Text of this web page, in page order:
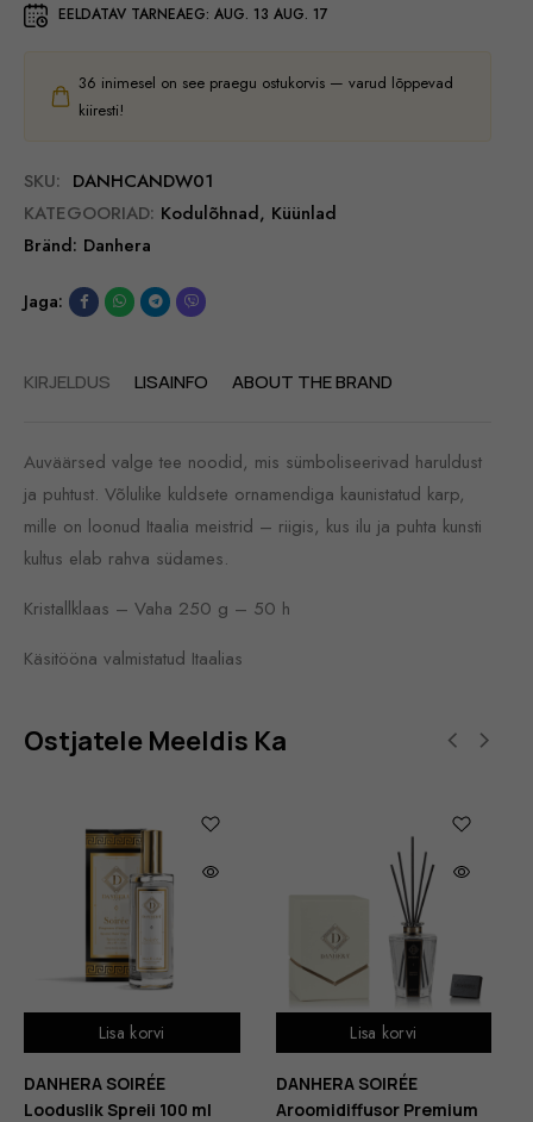
EELDATAV TARNEAEG: AUG. 13 AUG. 17
36 inimesel on see praegu ostukorvis — varud lõppevad
kiiresti!
SKU: DANHCANDW01
KATEGOORIAD: Kodulõhnad, Küünlad
Bränd: Danhera
Jaga:
KIRJELDUS LISAINFO ABOUT THE BRAND
Auväärsed valge tee noodid, mis sümboliseerivad haruldust
ja puhtust. Võlulike kuldsete ornamendiga kaunistatud karp,
mille on loonud Itaalia meistrid – riigis, kus ilu ja puhta kunsti
kultus elab rahva südames.
Kristallklaas – Vaha 250 g – 50 h
Käsitööna valmistatud Itaalias
Ostjatele Meeldis Ka
Lisa korvi
DANHERA SOIRÉE
Looduslik Spreii 100 ml
Lisa korvi
DANHERA SOIRÉE
Aroomidiffusor Premium